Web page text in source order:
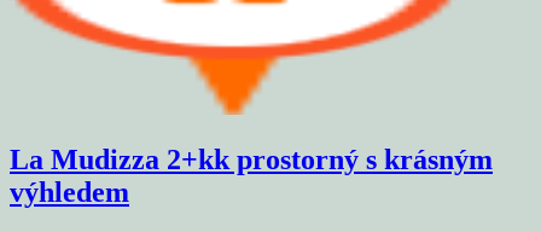
La Mudizza 2+kk prostorný s krásným
výhledem